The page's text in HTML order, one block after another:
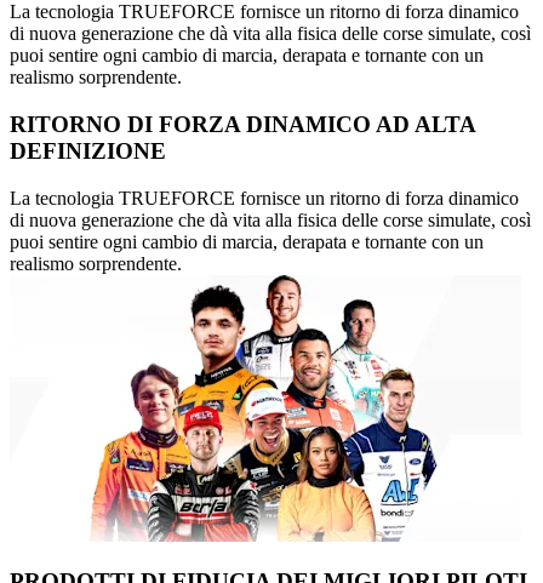
La tecnologia TRUEFORCE fornisce un ritorno di forza dinamico
di nuova generazione che dà vita alla fisica delle corse simulate, così
puoi sentire ogni cambio di marcia, derapata e tornante con un
realismo sorprendente.
RITORNO DI FORZA DINAMICO AD ALTA
DEFINIZIONE
La tecnologia TRUEFORCE fornisce un ritorno di forza dinamico
di nuova generazione che dà vita alla fisica delle corse simulate, così
puoi sentire ogni cambio di marcia, derapata e tornante con un
realismo sorprendente.